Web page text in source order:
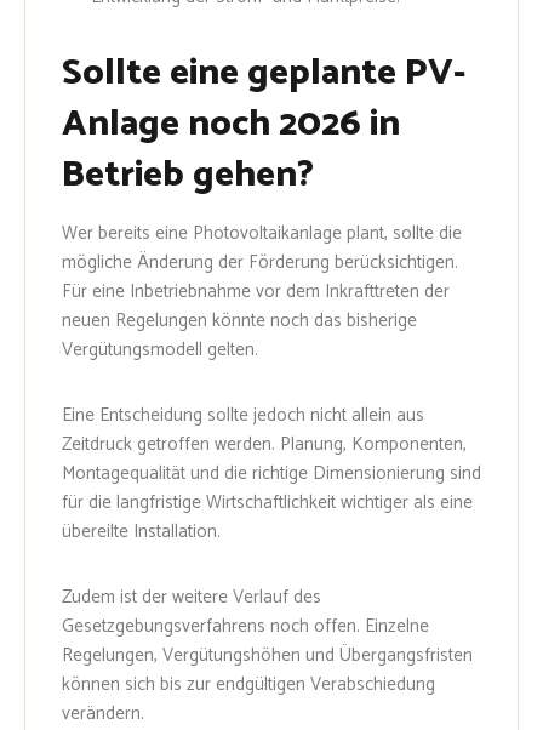
Sollte eine geplante PV-
Anlage noch 2026 in
Betrieb gehen?
Wer bereits eine Photovoltaikanlage plant, sollte die
mögliche Änderung der Förderung berücksichtigen.
Für eine Inbetriebnahme vor dem Inkrafttreten der
neuen Regelungen könnte noch das bisherige
Vergütungsmodell gelten.
Eine Entscheidung sollte jedoch nicht allein aus
Zeitdruck getroffen werden. Planung, Komponenten,
Montagequalität und die richtige Dimensionierung sind
für die langfristige Wirtschaftlichkeit wichtiger als eine
übereilte Installation.
Zudem ist der weitere Verlauf des
Gesetzgebungsverfahrens noch offen. Einzelne
Regelungen, Vergütungshöhen und Übergangsfristen
können sich bis zur endgültigen Verabschiedung
verändern.